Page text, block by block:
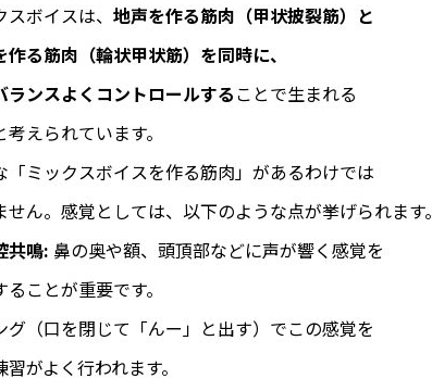
スボイスは、 地声を作る筋肉（甲状披裂筋）と
作る筋肉（輪状甲状筋）を同時に、
ランスよくコントロールすることで生まれる
考えられています。
「ミックスボイスを作る筋肉」があるわけでは
せん。感覚としては、以下のような点が挙げられます。
共鳴: 鼻の奥や額、頭頂部などに声が響く感覚を
ることが重要です。
グ（口を閉じて「んー」と出す）でこの感覚を
習がよく行われます。